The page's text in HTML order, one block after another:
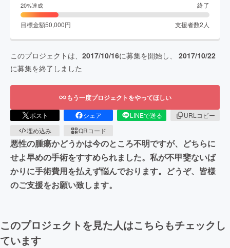
20%達成 終了
目標金額50,000円 支援者数2 人
このプロジェクトは、 2017/10/16に募集を開始し、 2017/10/22
に募集を終了しました
もう一度プロジェクトをやってほしい
ポスト シェア LINEで送る
URLコピー
埋め込み
QRコード
悪性の腫瘍かどうかは今のところ不明ですが、どちらに
せよ早めの手術をすすめられました。私が不甲斐ないば
かりに手術費用を払えず悩んでおります。どうぞ、皆様
のご支援をお願い致します。
このプロジェクトを見た人はこちらもチェックし
ています